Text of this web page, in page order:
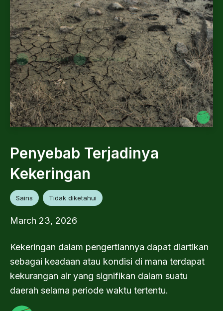
Penyebab Terjadinya
Kekeringan
Sains Tidak diketahui
March 23, 2026
Kekeringan dalam pengertiannya dapat diartikan
sebagai keadaan atau kondisi di mana terdapat
kekurangan air yang signifikan dalam suatu
daerah selama periode waktu tertentu.